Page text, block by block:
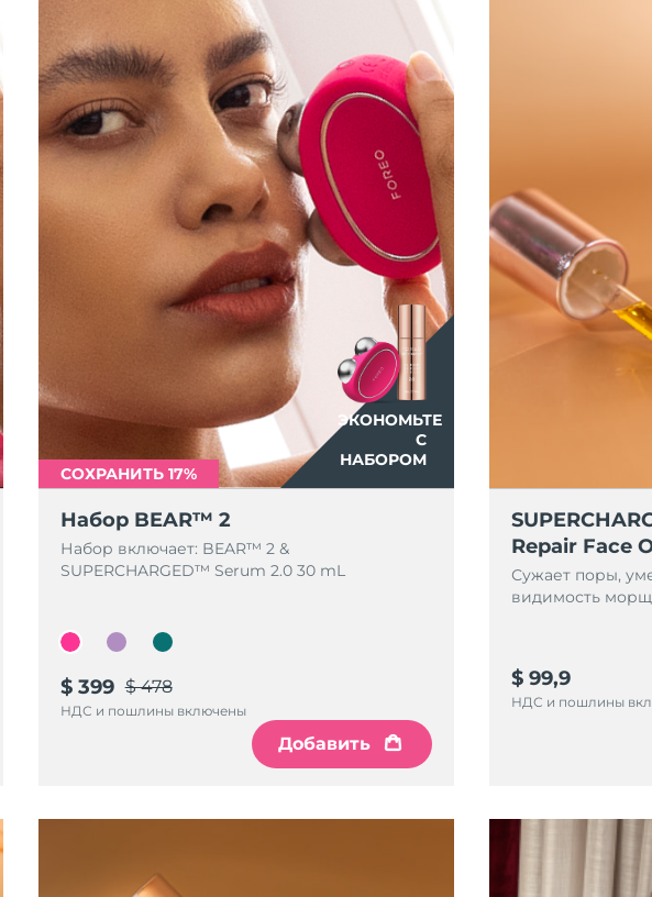
ЭКОНОМЬТЕ
С
НАБОРОМ
СОХРАНИТЬ 17%
Набор BEAR™ 2
Набор включает: BEAR™ 2 &
SUPERCHARGED™ Serum 2.0 30 mL
$ 399 $ 478
НДС и пошлины включены
Добавить
Repair Face
Сужает поры,
видимость
$ 99,9
НДС и пошлины